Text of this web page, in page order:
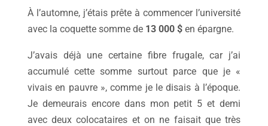
À l’automne, j’étais prête à commencer l’université
avec la coquette somme de 13 000 $en épargne.
J’avais déjà une certaine fibre frugale, car j’ai
accumulé cette somme surtout parce que je «
vivais en pauvre », comme je le disais à l’époque.
Je demeurais encore dans mon petit 5 et demi
avec deux colocataires et on ne faisait que très